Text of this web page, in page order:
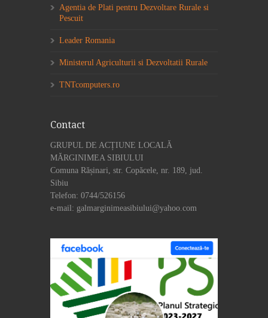
Agentia de Plati pentru Dezvoltare Rurale si
Pescuit
Leader Romania
Ministerul Agriculturii si Dezvoltatii Rurale
TNTcomputers.ro
Contact
GRUPUL DE ACȚIUNE LOCALĂ
MĂRGINIMEA SIBIULUI
Comuna Rășinari, str. Copăcele, nr. 189, jud.
Sibiu
Telefon: 0744/526156
e-mail: galmarginimeasibiului@yahoo.com